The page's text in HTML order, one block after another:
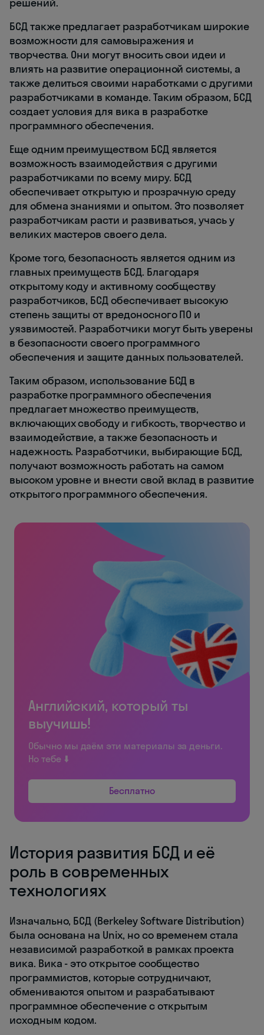
БСД также предлагает разработчикам широкие
возможности для самовыражения и
творчества. Они могут вносить свои идеи и
влиять на развитие операционной системы, а
также делиться своими наработками с другими
разработчиками в команде. Таким образом, БСД
создает условия для вика в разработке
программного обеспечения.
Еще одним преимуществом БСД является
возможность взаимодействия с другими
разработчиками по всему миру. БСД
обеспечивает открытую и прозрачную среду
для обмена знаниями и опытом. Это позволяет
разработчикам расти и развиваться, учась у
великих мастеров своего дела.
Кроме того, безопасность является одним из
главных преимуществ БСД. Благодаря
открытому коду и активному сообществу
разработчиков, БСД обеспечивает высокую
степень защиты от вредоносного ПО и
уязвимостей. Разработчики могут быть уверены
в безопасности своего программного
обеспечения и защите данных пользователей.
Таким образом, использование БСД в
разработке программного обеспечения
предлагает множество преимуществ,
включающих свободу и гибкость, творчество и
взаимодействие, а также безопасность и
надежность. Разработчики, выбирающие БСД,
получают возможность работать на самом
высоком уровне и внести свой вклад в развитие
открытого программного обеспечения.
Английский, который ты
выучишь!
Обычно мы даём эти материалы за деньги.
Но тебе ⬇️
Бесплатно
История развития БСД и её
роль в современных
технологиях
Изначально, БСД (Berkeley Software Distribution)
была основана на Unix, но со временем стала
независимой разработкой в рамках проекта
вика. Вика - это открытое сообщество
программистов, которые сотрудничают,
обмениваются опытом и разрабатывают
программное обеспечение с открытым
исходным кодом.